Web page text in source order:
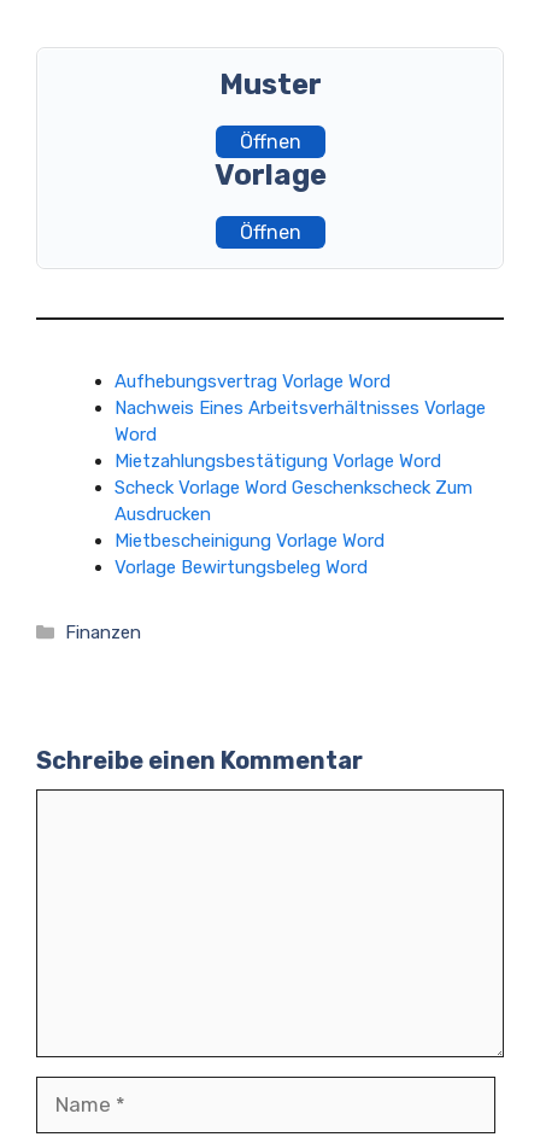
Muster
Öffnen
Vorlage
Öffnen
Aufhebungsvertrag Vorlage Word
Nachweis Eines Arbeitsverhältnisses Vorlage
Word
Mietzahlungsbestätigung Vorlage Word
Scheck Vorlage Word Geschenkscheck Zum
Ausdrucken
Mietbescheinigung Vorlage Word
Vorlage Bewirtungsbeleg Word
Kategorien
Finanzen
Schreibe einen Kommentar